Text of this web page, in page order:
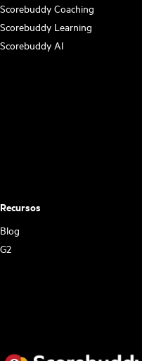
Scorebuddy Coaching
Scorebuddy Learning
Scorebuddy AI
Recursos
Blog
G2